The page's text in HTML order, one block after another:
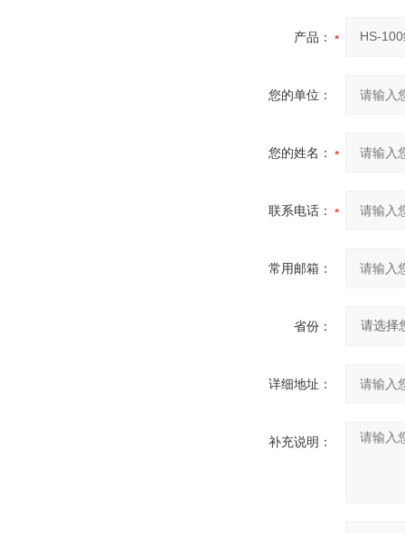
产品：
您的单位：
您的姓名：
联系电话：
常用邮箱：
省份：
详细地址：
补充说明：